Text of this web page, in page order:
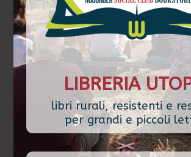
LIBRERIA
libri rurali, resistenti e
per grandi e piccoli